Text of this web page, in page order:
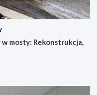
mosty: Rekonstrukcja,